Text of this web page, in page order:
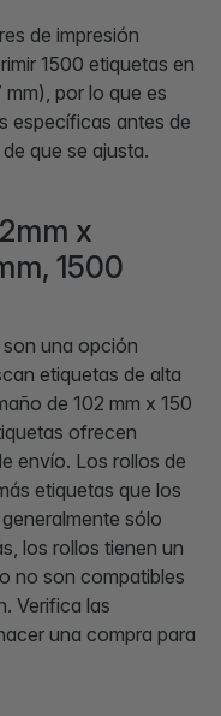
de impresión
1500 etiquetas en
por lo que es
específicas antes de
que se ajusta.
x
1500
una opción
etiquetas de alta
de 102 mm x 150
ofrecen
envío. Los rollos de
etiquetas que los
generalmente sólo
los rollos tienen un
no son compatibles
Verifica las
una compra para